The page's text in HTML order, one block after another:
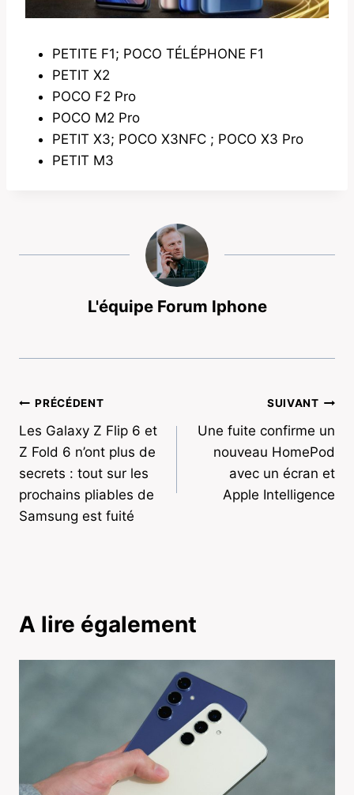
PETITE F1; POCO TÉLÉPHONE F1
PETIT X2
POCO F2 Pro
POCO M2 Pro
PETIT X3; POCO X3NFC ; POCO X3 Pro
PETIT M3
L'équipe Forum Iphone
Navigation
de
l’article
PRÉCÉDENT
Les Galaxy Z Flip 6 et
Z Fold 6 n’ont plus de
secrets : tout sur les
prochains pliables de
Samsung est fuité
SUIVANT
Une fuite confirme un
nouveau HomePod
avec un écran et
Apple Intelligence
A lire également